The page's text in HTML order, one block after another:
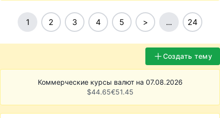
1 2 3 4 5 > ... 24
Создать тему
Коммерческие курсы валют на 07.08.2026
$44.65€51.45